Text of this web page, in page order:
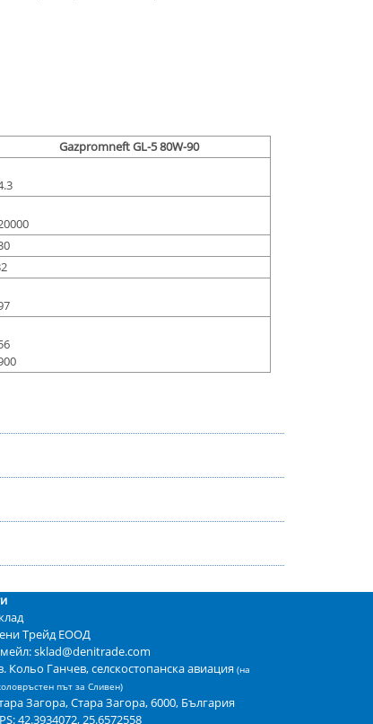
Gazpromneft GL-5 80W-90
Трейд ЕООД
sklad@denitrade.com
Кольо Ганчев, селскостопанска авиация (на
път за Сливен)
Загора,Стара Загора,6000, България
42.3934072, 25.6572558